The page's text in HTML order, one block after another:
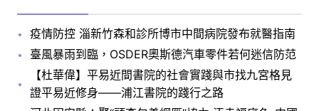
疫情防控 淄新竹森和診所博市中間病院發布就醫指南
臺風暴雨到臨，OSDER奧斯德汽車零件若何迷信防范
【杜華偉】平易近間書院的社會實踐與市找九宮格見
證平易近修身——浦江書院的踐行之路